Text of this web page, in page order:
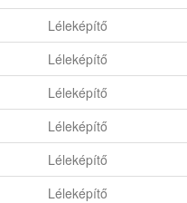
Léleképítő
Léleképítő
Léleképítő
Léleképítő
Léleképítő
Léleképítő